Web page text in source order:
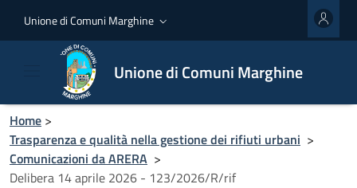
Unione di Comuni Marghine
Unione di Comuni Marghine
Home >
Trasparenza e qualità nella gestione dei rifiuti urbani >
Comunicazioni da ARERA >
Delibera 14 aprile 2026 - 123/2026/R/rif